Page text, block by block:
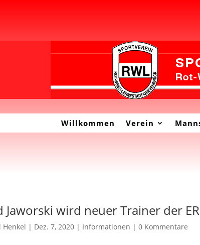
Willkommen Verein
Jaworski wird neuer Trainer der
Henkel | Dez. 7, 2020 | Informationen |0 Kommentare